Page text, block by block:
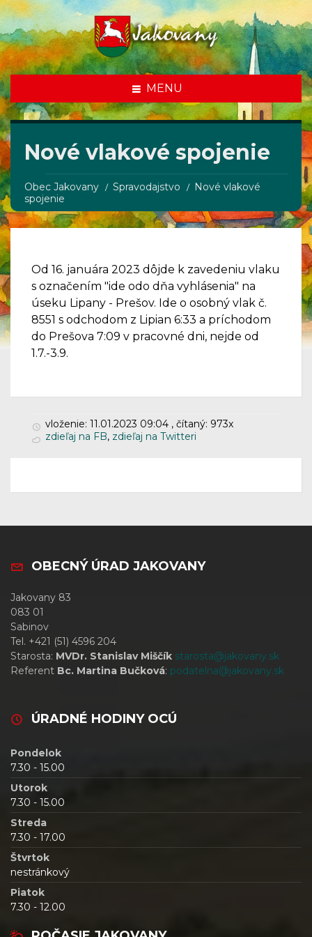
MENU
Nové vlakové spojenie
Obec Jakovany Spravodajstvo
Nové vlakové
spojenie
Od 16. januára 2023 dôjde k zavedeniu vlaku
s označením "ide odo dňa vyhlásenia" na
úseku Lipany - Prešov. Ide o osobný vlak č.
8551 s odchodom z Lipian 6:33 a príchodom
do Prešova 7:09 v pracovné dni, nejde od
1.7.-3.9.
vloženie: 11.01.2023 09:04 , čítaný: 973x
zdieľaj na FB, zdieľaj na Twitteri
OBECNÝ ÚRAD JAKOVANY
Jakovany 83
083 01
Sabinov
Tel. +421 (51) 4596 204
Starosta: MVDr. Stanislav Miščík starosta@jakovany.sk
Referent Bc. Martina Bučková: podatelna@jakovany.sk
ÚRADNÉ HODINY OCÚ
Pondelok
7.30 - 15.00
Utorok
7.30 - 15.00
Streda
7.30 - 17.00
Štvrtok
nestránkový
Piatok
7.30 - 12.00